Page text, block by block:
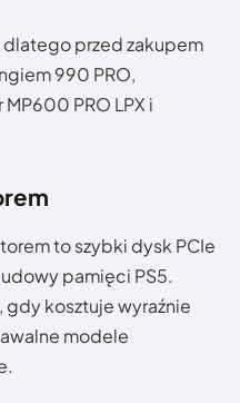
przed zakupem
990 PRO,
PRO LPX i
to szybki dysk PCIe
pamięci PS5.
kosztuje wyraźnie
modele